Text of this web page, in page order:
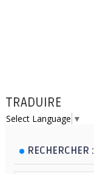
TRADUIRE
Select Language ▼
RECHERCHER :